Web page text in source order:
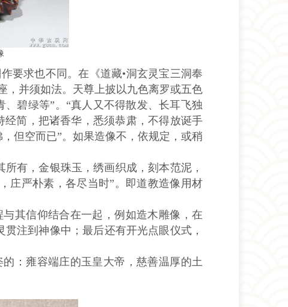
要求也不同。在《道藏•洞玄灵宝三洞奉
并须如法。天尊上披以九色离罗或五色
碧绿等”。“真人又不得散发、长耳飞独
简，把诸香华，悉须恭肃，不得放诞手
但空而已”。如果造像不，依规定，或稍
有，金银珠玉，绣画织成，刻本范泥，
庄严朴素，各尽当时”。即道教造像用材
其信仰结合在一起，例如造木雕像，在
注到神像中；最后还有开光点眼仪式，
：雍容端庄的玉皇大帝，慈善温厚的土